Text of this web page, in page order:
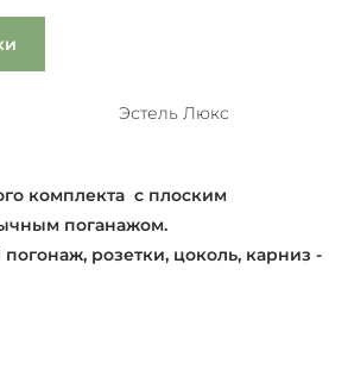
Эстель Люкс
комплекта с плоским
поганажом.
розетки, цоколь, карниз -